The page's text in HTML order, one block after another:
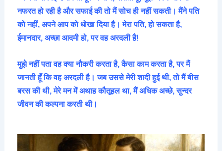
नफरत हो रही है और सफाई की तो मैं सोच ही नहीं सकती। मैंने पति
को नहीं, अपने आप को धोखा दिया है। मेरा पति, हो सकता है,
ईमानदार, अच्छा आदमी हो, पर वह अरदली है!
मुझे नहीं पता वह क्या नौकरी करता है, कैसा काम करता है, पर मैं
जानती हूँ कि वह अरदली है। जब उससे मेरी शादी हुई थी, तो मैं बीस
बरस की थी, मेरे मन में अथाह कौतूहल था, मैं अधिक अच्छे, सुन्दर
जीवन की कल्पना करती थी।